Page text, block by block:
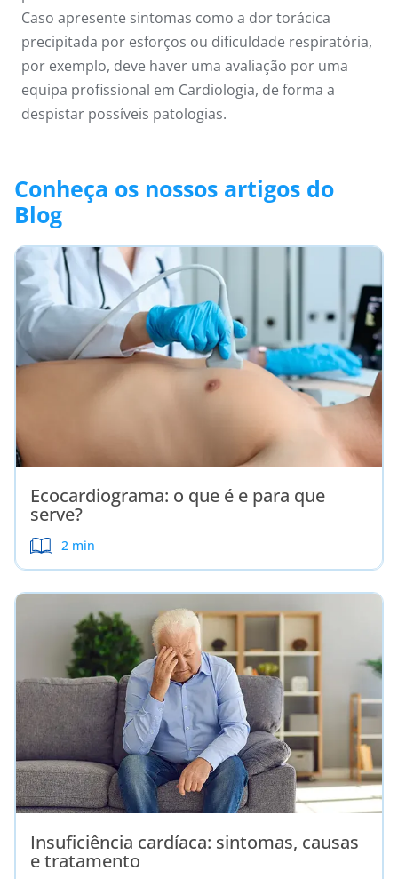
Caso apresente sintomas como a dor torácica
precipitada por esforços ou dificuldade respiratória,
por exemplo, deve haver uma avaliação por uma
equipa profissional em Cardiologia, de forma a
despistar possíveis patologias.
Conheça os nossos artigos do
Blog
Ecocardiograma: o que é e para que
serve?
2 min
Insuficiência cardíaca: sintomas, causas
e tratamento